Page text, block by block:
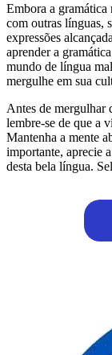
Embora a gramática
com outras línguas,
expressões
aprender a
mundo de língua
mergulhe em sua
Antes de mergulhar
lembre-se de que a
Mantenha a mente
importante, aprecie
desta bela língua.